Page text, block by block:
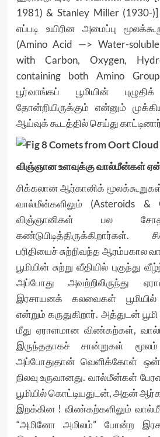
1981) & Stanley Miller (1930-
எப்படி உயிரின அமைப்பு
(Amino Acid —> Water-
with Carbon, Oxygen,
containing both Amino
பூர்வாங்கப் பூமியின்
தோன்றியிருக்கும் என்னும்
ஆய்வுக் கூடத்தில் செய்து
விஞ்ஞான உளவுக்கு வால்மீன்கள்
சிக்கலான ஆர்கானிக்
வால்மீன்களிலும் (Asteroids &
விஞ்ஞானிகள் பல
பரிதியைச் சுற்றிவந்த ஆரம்பகால
பூமியின் சுற்று வீதியில் புகுந்து
அப்போது அவற்றிலிருந்து
இரசாயனக் கலவைகள் பூமியில்
என்றும் கருதுகிறார். அத்துடன்
மீது ஏராளமான விண்கற்கள்,
இருந்ததாகச் சான்றுகள்
அப்போதுதான் வெளிக்கோள்
நிலவு உருவானது. வால்மீன்கள்
பூமியில் கொட்டியதுடன், அதன்
இறக்கின ! விண்கற்களிலும்
“அமினோ அமிலம்” போன்ற